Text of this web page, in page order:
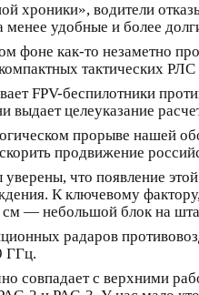
хроники», водители
удобные и более
фоне как-то незаметно
тактических
FPV-беспилотники
выдает целеуказание
прорыве нашей
продвижение
что появление
К ключевому
— небольшой блок на
радаров
ГГц.
совпадает с верхними